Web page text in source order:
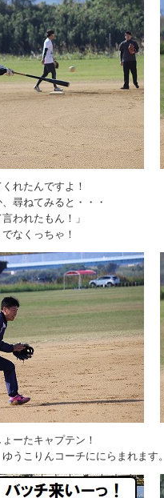
れたんですよ！
尋ねてみると・・・
われたもん！」
なくっちゃ！
ーたキャプテン！
うこりんコーチににらまれます。